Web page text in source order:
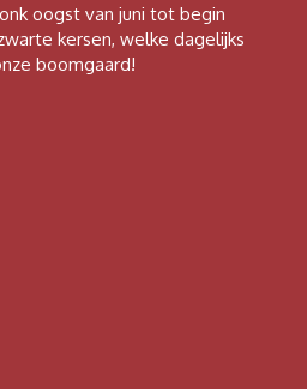
oogst van juni tot begin
kersen, welke dagelijks
boomgaard!